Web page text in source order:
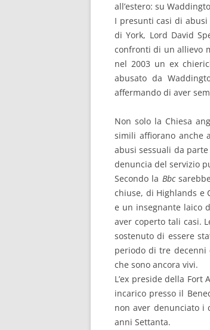
all’estero: su
I presunti casi di abusi
di York, Lord David
confronti di un allievo
nel 2003 un ex
abusato da
affermando di aver
Non solo la Chiesa
simili affiorano anche
abusi sessuali da
denuncia del servizio
Secondo la Bbc
chiuse, di Highlands e
e un insegnante laico
aver coperto tali casi.
sostenuto di essere
periodo di tre decenni
che sono ancora vivi.
L’ex preside della Fort
incarico presso il
non aver denunciato i
anni Settanta.